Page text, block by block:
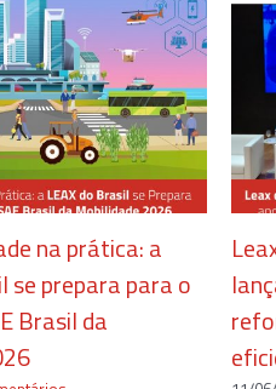
na prática: a
se prepara para o
Brasil da